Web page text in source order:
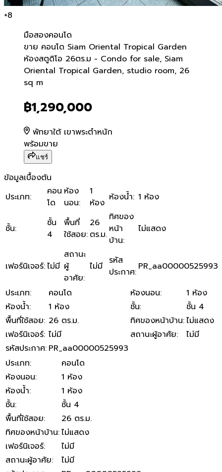
+8
มือสองคอนโด
ขาย คอนโด Siam
ขาย คอนโด Siam Oriental Tropical Garden
ห้องสตูดิโอ 26ตร.ม - Condo for sale, Siam
Oriental Tropical Garden, studio room, 26
sq m
฿1,290,000
พัทยาใต้ เขาพระตำหนัก
พร้อมขาย
แชร์
ข้อมูลเบื้องต้น
ประเภท:
คอน
โด
ห้อง
นอน:
1
ห้อง ห้องน้ำ: 1 ห้อง
ชั้น:
ชั้น
4
พื้นที่
ใช้สอย:
26
ตร.ม.
ทิศของ
หน้า
บ้าน:
ไม่แสดง
เฟอร์นิเจอร์:ไม่มี
สถานะ
ผู้
อาศัย:
ไม่มี รหัส
ประกาศ: PR_aa00000525993
ประเภท: คอนโด ห้องนอน:
1 ห้อง
ห้องน้ำ: 1 ห้อง ชั้น:
ชั้น 4
พื้นที่ใช้สอย: 26 ตร.ม. ทิศของหน้าบ้าน:ไม่แสดง
เฟอร์นิเจอร์: ไม่มี สถานะผู้อาศัย:
ไม่มี
รหัสประกาศ: PR_aa00000525993
ประเภท:
คอนโด
ห้องนอน:
1 ห้อง
ห้องน้ำ:
1 ห้อง
ชั้น:
ชั้น 4
พื้นที่ใช้สอย:
26 ตร.ม.
ทิศของหน้าบ้าน:ไม่แสดง
เฟอร์นิเจอร์:
ไม่มี
สถานะผู้อาศัย:
ไม่มี